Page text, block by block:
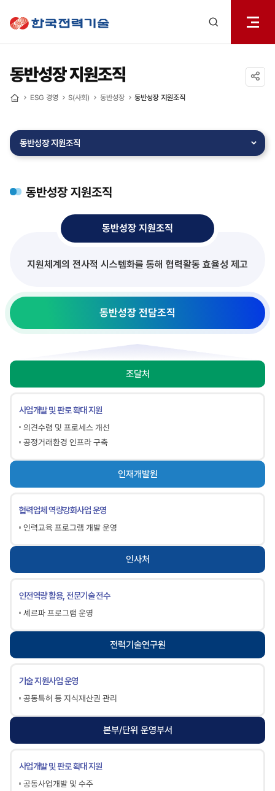
열기
동반성장 지원조직
ESG 경영 S(사회) 동반성장 동반성장 지원조직
동반성장 지원조직
동반성장 지원조직
동반성장 지원조직
지원체계의 전사적 시스템화를 통해 협력활동 효율성 제고
동반성장 전담조직
조달처
사업개발 및 판로 확대 지원
의견수렴 및 프로세스 개선
공정거래환경 인프라 구축
인재개발원
협력업체 역량강화사업 운영
인력교육 프로그램 개발 운영
인사처
인전역량 활용, 전문기술 전수
셰르파 프로그램 운영
전력기술연구원
기술 지원사업 운영
공동특허 등 지식재산권 관리
본부/단위 운영부서
사업개발 및 판로 확대 지원
공동사업개발 및 수주